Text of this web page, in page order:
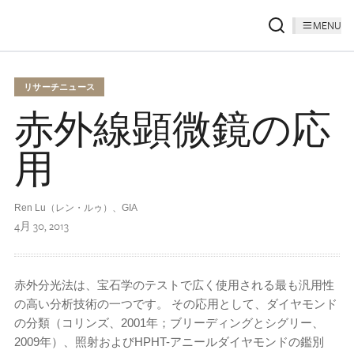
MENU
リサーチニュース
赤外線顕微鏡の応
用
Ren Lu（レン・ルゥ）、GIA
4月 30, 2013
赤外分光法は、宝石学のテストで広く使用される最も汎用性
の高い分析技術の一つです。 その応用として、ダイヤモンド
の分類（コリンズ、2001年；ブリーディングとシグリー、
2009年）、照射およびHPHT-アニールダイヤモンドの鑑別